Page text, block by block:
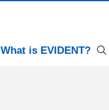
What is EVIDENT?